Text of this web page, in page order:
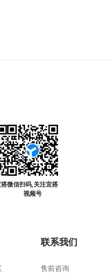
微信扫码,关注宜搭
视频号
联系我们
售前咨询